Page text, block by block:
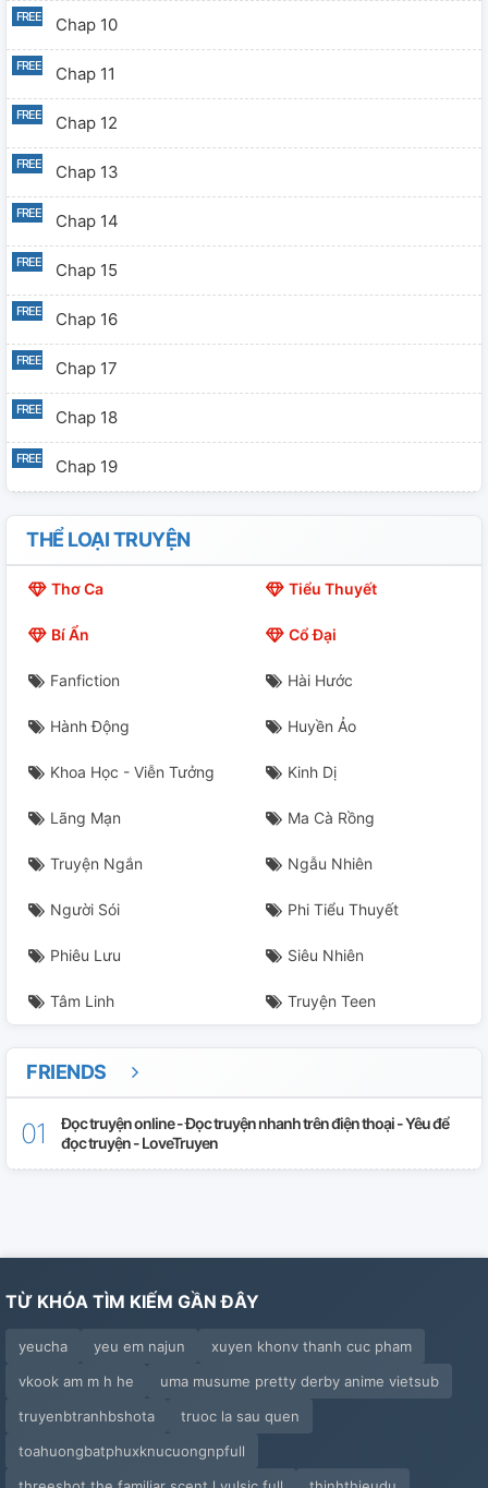
Chap 10
Chap 11
Chap 12
Chap 13
Chap 14
Chap 15
Chap 16
Chap 17
Chap 18
Chap 19
Chap 20
Chap 21
Chap 25
Chap 26
Chap 27
Chap 28
Chap 29
Chap 30
Chap 32
Chap 33
Chap 36
Chap 37
Chap 39
THỂ LOẠI TRUYỆN
Thơ Ca Tiểu Thuyết
Bí Ẩn Cổ Đại
Fanfiction Hài Hước
Hành Động Huyền Ảo
Khoa Học - Viễn Tưởng Kinh Dị
Lãng Mạn Ma Cà Rồng
Truyện Ngắn Ngẫu Nhiên
Người Sói Phi Tiểu Thuyết
Phiêu Lưu Siêu Nhiên
Tâm Linh Truyện Teen
FRIENDS
Đọc truyện online - Đọc truyện nhanh trên điện thoại - Yêu để
đọc truyện - LoveTruyen
TỪ KHÓA TÌM KIẾM GẦN ĐÂY
yeucha yeu em najun
xuyen khonv thanh cuc pham
vkook am m h he
uma musume pretty derby anime vietsub
truyenbtranhbshota
truoc la sau quen
toahuongbatphuxknucuongnpfull